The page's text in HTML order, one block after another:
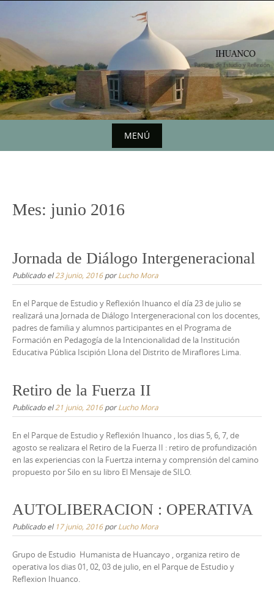
contenido
MENÚ
Mes: junio 2016
Jornada de Diálogo Intergeneracional
Publicado el23 junio, 2016porLucho Mora
En el Parque de Estudio y Reflexión Ihuanco el día 23 de julio se
realizará una Jornada de Diálogo Intergeneracional con los docentes,
padres de familia y alumnos participantes en el Programa de
Formación en Pedagogía de la Intencionalidad de la Institución
Educativa Pública Iscipión Llona del Distrito de Miraflores Lima.
Retiro de la Fuerza II
Publicado el21 junio, 2016porLucho Mora
En el Parque de Estudio y Reflexión Ihuanco , los dias 5, 6, 7, de
agosto se realizara el Retiro de la Fuerza II : retiro de profundización
en las experiencias con la Fuertza interna y comprensión del camino
propuesto por Silo en su libro El Mensaje de SILO.
AUTOLIBERACION : OPERATIVA
Publicado el 17 junio, 2016porLucho Mora
Grupo de Estudio Humanista de Huancayo , organiza retiro de
operativa los dias 01, 02, 03 de julio, en el Parque de Estudio y
Reflexion Ihuanco.